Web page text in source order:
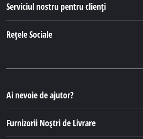
Serviciul nostru pentru clienți
Rețele Sociale
Ai nevoie de ajutor?
Furnizorii Noștri de Livrare